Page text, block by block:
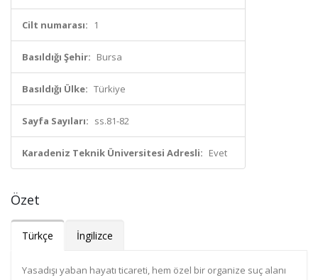
Cilt numarası: 1
Basıldığı Şehir: Bursa
Basıldığı Ülke: Türkiye
Sayfa Sayıları: ss.81-82
Karadeniz Teknik Üniversitesi Adresli: Evet
Özet
Türkçe İngilizce
Yasadışı yaban hayatı ticareti, hem özel bir organize suç alanı